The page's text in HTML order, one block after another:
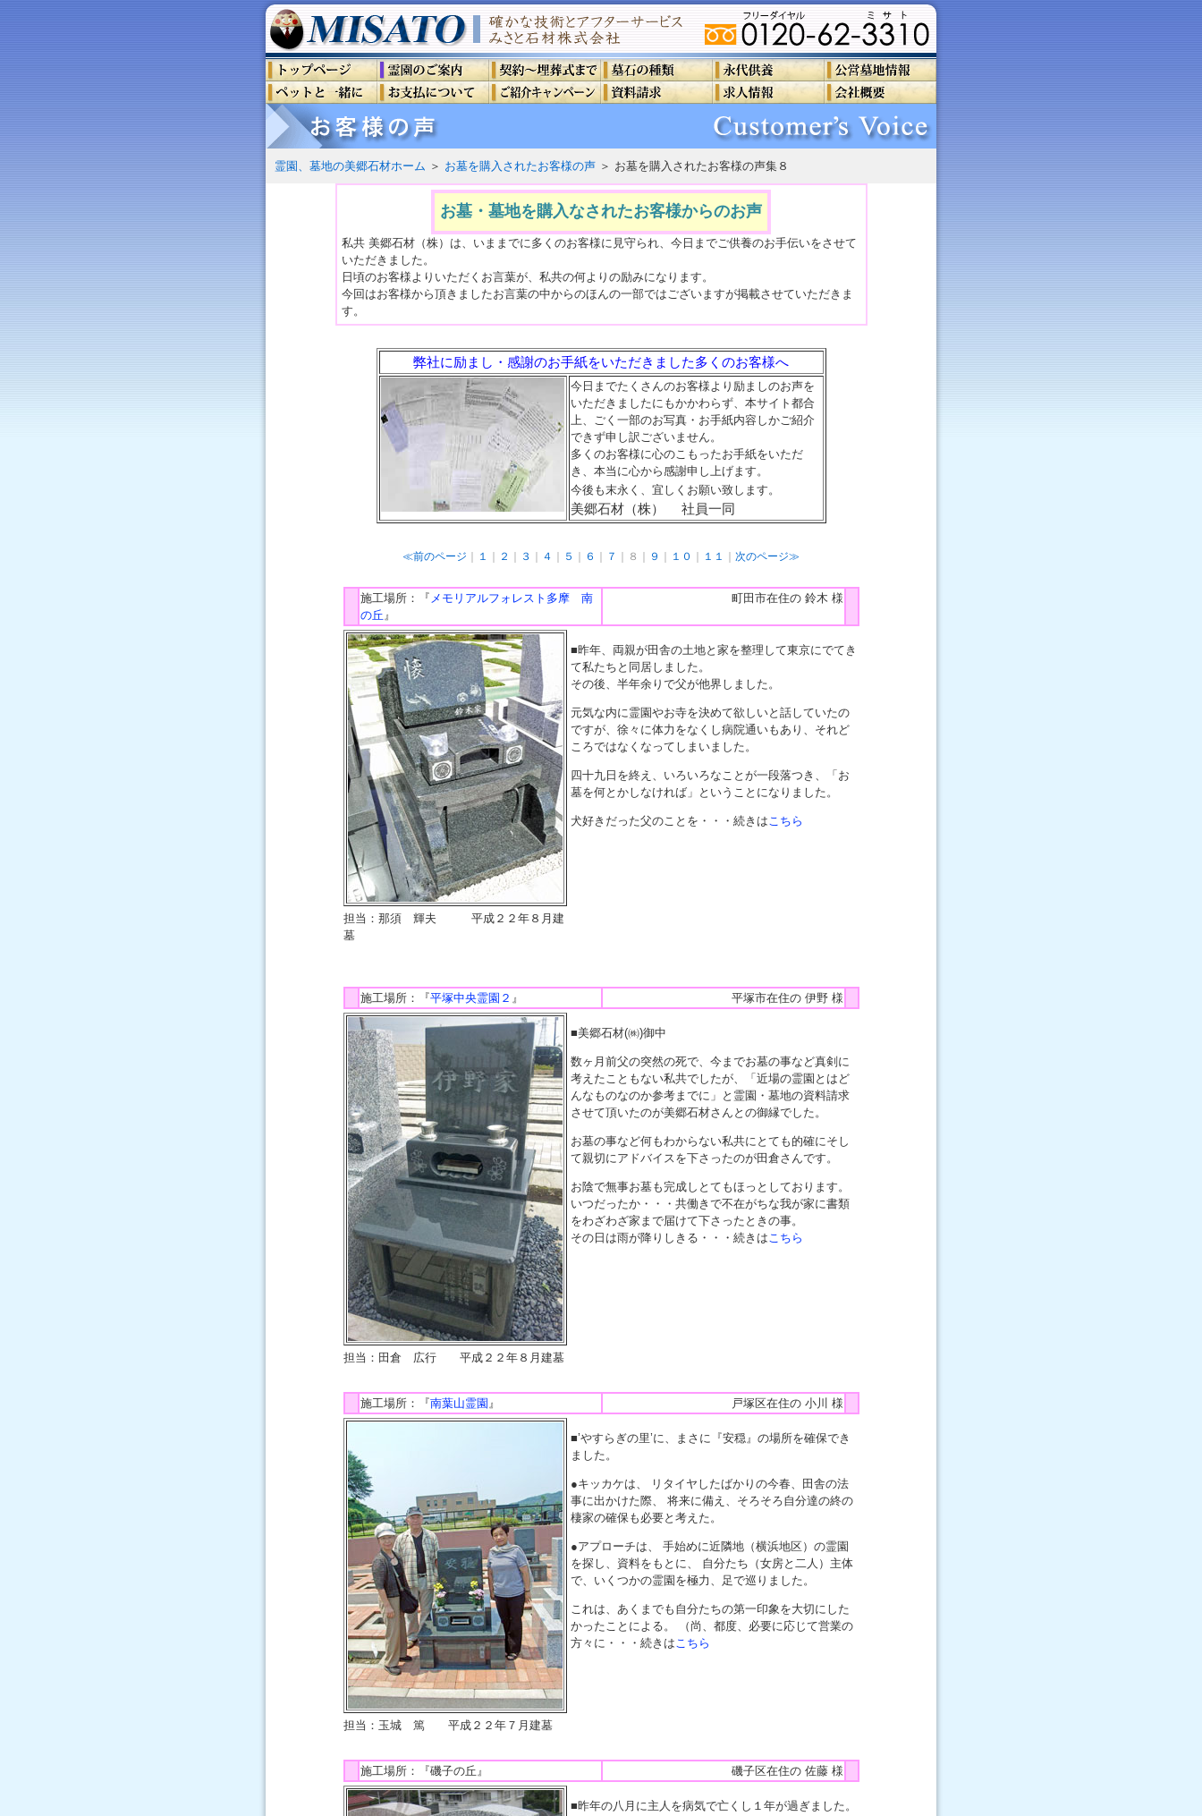
霊園、墓地の美郷石材ホーム ＞ お墓を購入されたお客様の声 ＞ お墓を購入されたお客様の声集８
お墓・墓地を購入なされたお客様からのお声
私共 美郷石材（株）は、いままでに多くのお客様に見守られ、今日までご供養のお手伝いをさせて
いただきました。
日頃のお客様よりいただくお言葉が、私共の何よりの励みになります。
今回はお客様から頂きましたお言葉の中からのほんの一部ではございますが掲載させていただきま
す。
弊社に励まし・感謝のお手紙をいただきました多くのお客様へ
今日までたくさんのお客様より励ましのお声を
いただきましたにもかかわらず、本サイト都合
上、ごく一部のお写真・お手紙内容しかご紹介
できず申し訳ございません。
多くのお客様に心のこもったお手紙をいただ
き、本当に心から感謝申し上げます。
今後も末永く、宜しくお願い致します。
美郷石材（株） 社員一同
≪前のページ １ ２ ３ ４ ５ ６ ７ ｜８｜ ９ １０ １１ 次のページ≫
施工場所：『 メモリアルフォレスト多摩 南
の丘』
町田市在住の 鈴木 様
■昨年、両親が田舎の土地と家を整理して東京にでてき
て私たちと同居しました。
その後、半年余りで父が他界しました。
元気な内に霊園やお寺を決めて欲しいと話していたの
ですが、徐々に体力をなくし病院通いもあり、それど
ころではなくなってしまいました。
四十九日を終え、いろいろなことが一段落つき、「お
墓を何とかしなければ」ということになりました。
犬好きだった父のことを・・・続きはこちら
担当：那須 輝夫 平成２２年８月建
墓
施工場所：『平塚中央霊園２ 』 平塚市在住の 伊野 様
■美郷石材(㈱)御中
数ヶ月前父の突然の死で、今までお墓の事など真剣に
考えたこともない私共でしたが、「近場の霊園とはど
んなものなのか参考までに」と霊園・墓地の資料請求
させて頂いたのが美郷石材さんとの御縁でした。
お墓の事など何もわからない私共にとても的確にそし
て親切にアドバイスを下さったのが田倉さんです。
お陰で無事お墓も完成しとてもほっとしております。
いつだったか・・・共働きで不在がちな我が家に書類
をわざわざ家まで届けて下さったときの事。
その日は雨が降りしきる・・・続きはこちら
担当：田倉 広行 平成２２年８月建墓
施工場所：『南葉山霊園 』 戸塚区在住の 小川 様
■’やすらぎの里’に、まさに『安穏』の場所を確保でき
ました。
●キッカケは、 リタイヤしたばかりの今春、田舎の法
事に出かけた際、 将来に備え、そろそろ自分達の終の
棲家の確保も必要と考えた。
●アプローチは、 手始めに近隣地（横浜地区）の霊園
を探し、資料をもとに、 自分たち（女房と二人）主体
で、いくつかの霊園を極力、足で巡りました。
これは、あくまでも自分たちの第一印象を大切にした
かったことによる。 （尚、都度、必要に応じて営業の
方々に・・・続きはこちら
担当：玉城 篤 平成２２年７月建墓
施工場所：『磯子の丘』 磯子区在住の 佐藤 様
■昨年の八月に主人を病気で亡くし１年が過ぎました。